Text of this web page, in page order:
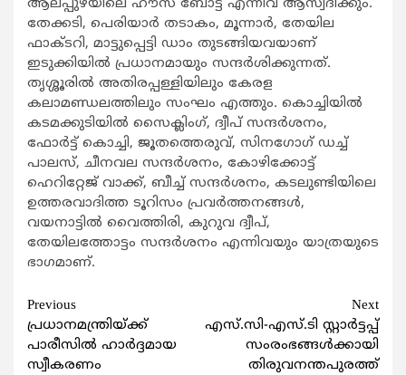
ആലപ്പുഴയിലെ ഹൗസ് ബോട്ട് എന്നിവ ആസ്വദിക്കും.
തേക്കടി, പെരിയാര്‍ തടാകം, മൂന്നാര്‍, തേയില
ഫാക്ടറി, മാട്ടുപ്പെട്ടി ഡാം തുടങ്ങിയവയാണ്
ഇടുക്കിയില്‍ പ്രധാനമായും സന്ദര്‍ശിക്കുന്നത്.
തൃശ്ശൂരില്‍ അതിരപ്പള്ളിയിലും കേരള
കലാമണ്ഡലത്തിലും സംഘം എത്തും. കൊച്ചിയില്‍
കടമക്കുടിയില്‍ സൈക്ലിംഗ്, ദ്വീപ് സന്ദര്‍ശനം,
ഫോര്‍ട്ട് കൊച്ചി, ജൂതത്തെരുവ്, സിനഗോഗ് ഡച്ച്
പാലസ്, ചീനവല സന്ദര്‍ശനം, കോഴിക്കോട്ട്
ഹെറിറ്റേജ് വാക്ക്, ബീച്ച് സന്ദര്‍ശനം, കടലുണ്ടിയിലെ
ഉത്തരവാദിത്ത ടൂറിസം പ്രവര്‍ത്തനങ്ങള്‍,
വയനാട്ടില്‍ വൈത്തിരി, കുറുവ ദ്വീപ്,
തേയിലത്തോട്ടം സന്ദര്‍ശനം എന്നിവയും യാത്രയുടെ
ഭാഗമാണ്.
Continue
Reading
Previous
പ്രധാനമന്ത്രിയ്ക്ക്
പാരീസിൽ ഹാർദ്ദമായ
സ്വീകരണം
Next
എസ്.സി-എസ്.ടി സ്റ്റാര്‍ട്ടപ്പ്
സംരംഭങ്ങൾക്കായി
തിരുവനന്തപുരത്ത്